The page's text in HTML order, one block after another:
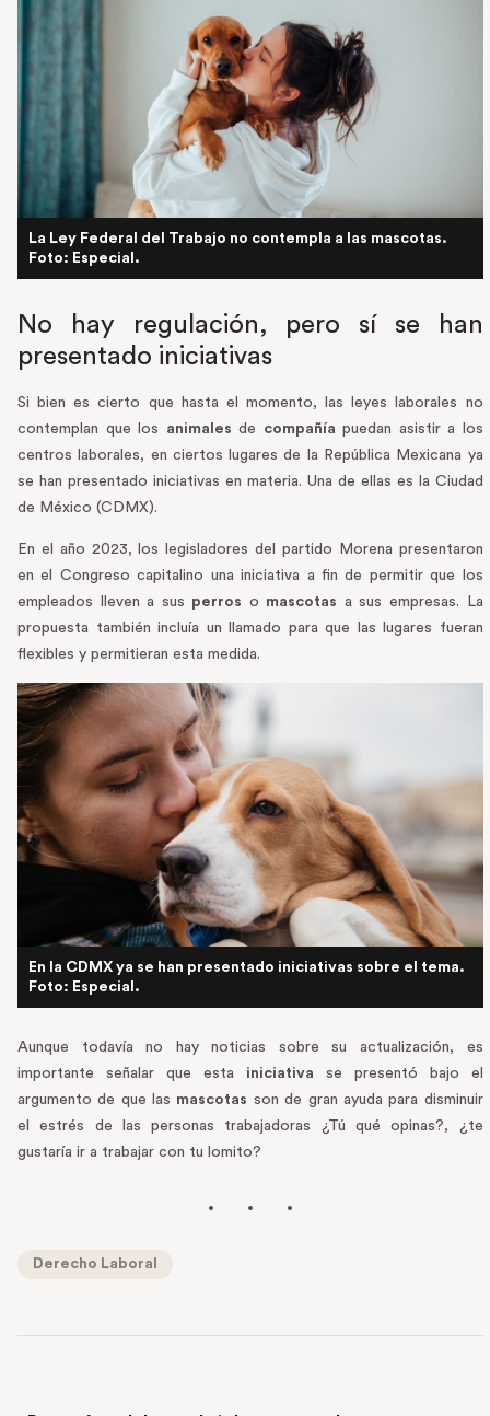
La Ley Federal del Trabajo no contempla a las mascotas.
Foto: Especial.
No hay regulación, pero sí se han
presentado iniciativas
Si bien es cierto que hasta el momento, las leyes laborales no
contemplan que los
animales de compañía puedan asistir a los
centros laborales, en ciertos lugares de la República Mexicana ya
se han presentado iniciativas en materia. Una de ellas es la Ciudad
de México (CDMX).
En el año 2023, los legisladores del partido Morena presentaron
en el Congreso capitalino una iniciativa a fin de permitir que los
empleados lleven a sus perros o mascotas a sus empresas. La
propuesta también incluía un llamado para que las lugares fueran
flexibles y permitieran esta medida.
En la CDMX ya se han presentado iniciativas sobre el tema.
Foto: Especial.
Aunque todavía no hay noticias sobre su actualización, es
importante señalar que esta iniciativa se presentó bajo el
argumento de que las mascotas son de gran ayuda para disminuir
el estrés de las personas trabajadoras ¿Tú qué opinas?, ¿te
gustaría ir a trabajar con tu lomito?
Derecho Laboral